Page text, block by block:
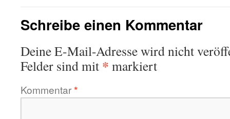
Schreibe einen Kommentar
Deine E-Mail-Adresse wird nicht
Felder sind mit * markiert
Kommentar*